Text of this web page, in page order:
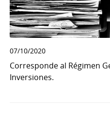
07/10/2020
Corresponde al Régimen
Inversiones.